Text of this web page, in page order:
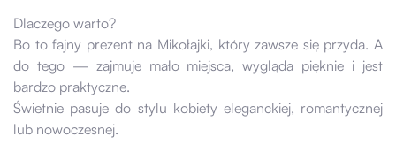
Dlaczego warto?
Bo to fajny prezent na Mikołajki, który zawsze się przyda. A
do tego — zajmuje mało miejsca, wygląda pięknie i jest
bardzo praktyczne.
Świetnie pasuje do stylu kobiety eleganckiej, romantycznej
lub nowoczesnej.